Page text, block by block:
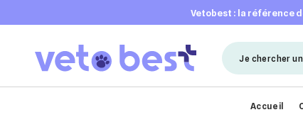
vetobest : la référence
Accueil